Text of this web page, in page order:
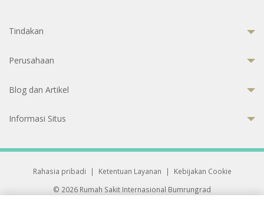
Tindakan
Perusahaan
Blog dan Artikel
Informasi Situs
Rahasia pribadi | Ketentuan Layanan |
Kebijakan Cookie
© 2026 Rumah Sakit Internasional Bumrungrad